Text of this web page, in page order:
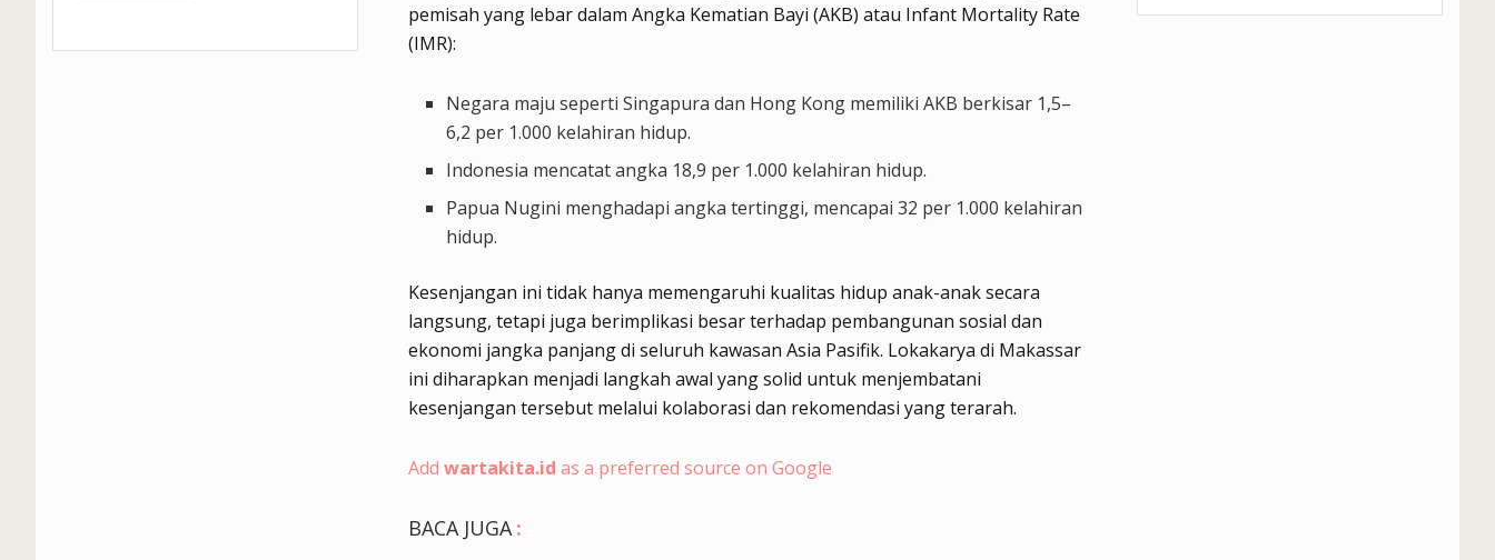
pemisah yang lebar dalam Angka Kematian Bayi (AKB) atau Infant Mortality Rate
(IMR):
Negara maju seperti Singapura dan Hong Kong memiliki AKB berkisar 1,5–
6,2 per 1.000 kelahiran hidup.
Indonesia mencatat angka 18,9 per 1.000 kelahiran hidup.
Papua Nugini menghadapi angka tertinggi, mencapai 32 per 1.000 kelahiran
hidup.
Kesenjangan ini tidak hanya memengaruhi kualitas hidup anak-anak secara
langsung, tetapi juga berimplikasi besar terhadap pembangunan sosial dan
ekonomi jangka panjang di seluruh kawasan Asia Pasifik. Lokakarya di Makassar
ini diharapkan menjadi langkah awal yang solid untuk menjembatani
kesenjangan tersebut melalui kolaborasi dan rekomendasi yang terarah.
Add wartakita.id as a preferred source on Google
BACA JUGA :